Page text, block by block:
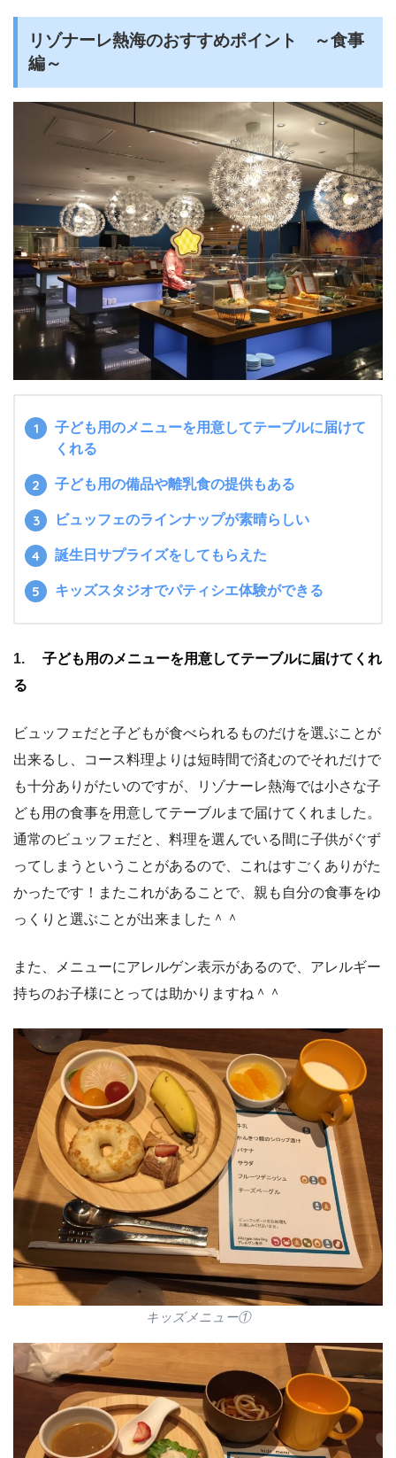
リゾナーレ熱海のおすすめポイント ～食事
編～
子ども用のメニューを用意してテーブルに届けて
くれる
子ども用の備品や離乳食の提供もある
ビュッフェのラインナップが素晴らしい
誕生日サプライズをしてもらえた
キッズスタジオでパティシエ体験ができる
1. 子ども用のメニューを用意してテーブルに届けてくれ
る
ビュッフェだと子どもが食べられるものだけを選ぶことが
出来るし、コース料理よりは短時間で済むのでそれだけで
も十分ありがたいのですが、リゾナーレ熱海では小さな子
ども用の食事を用意してテーブルまで届けてくれました。
通常のビュッフェだと、料理を選んでいる間に子供がぐず
ってしまうということがあるので、これはすごくありがた
かったです！またこれがあることで、親も自分の食事をゆ
っくりと選ぶことが出来ました＾＾
また、メニューにアレルゲン表示があるので、アレルギー
持ちのお子様にとっては助かりますね＾＾
キッズメニュー①